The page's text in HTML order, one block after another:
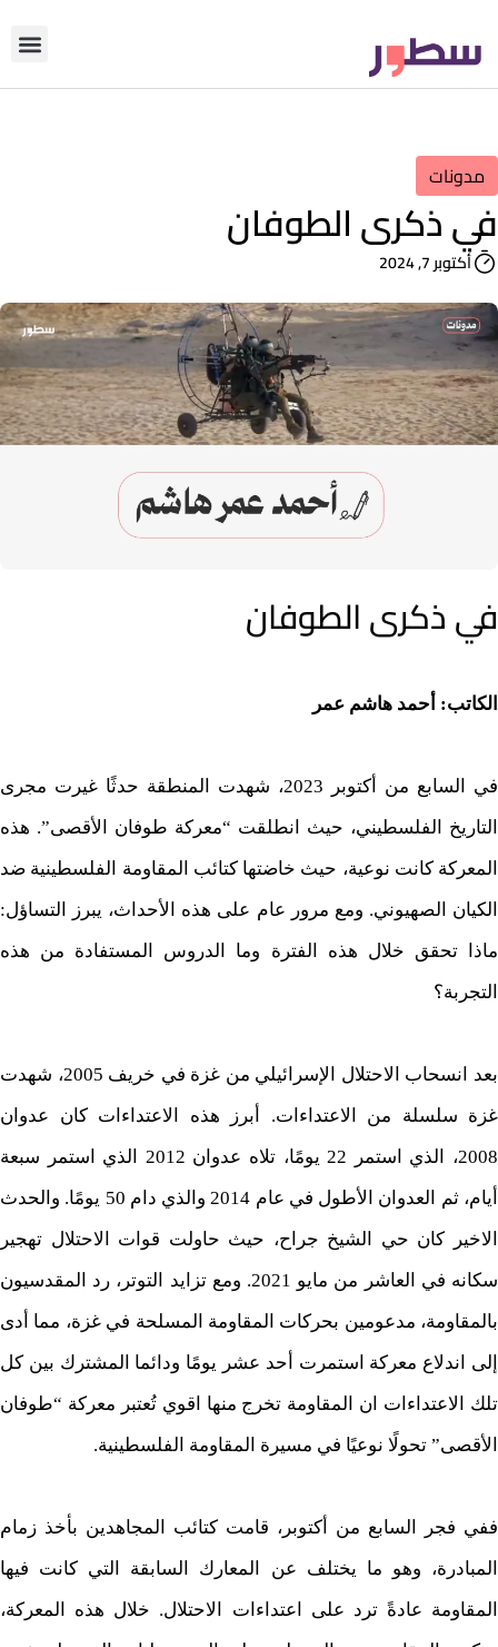
مدونات
في ذكرى الطوفان
أكتوبر 7, 2024
في ذكرى الطوفان
الكاتب: أحمد هاشم عمر
في السابع من أكتوبر 2023، شهدت المنطقة حدثًا غيرت مجرى
التاريخ الفلسطيني، حيث انطلقت “معركة طوفان الأقصى”. هذه
المعركة كانت نوعية، حيث خاضتها كتائب المقاومة الفلسطينية ضد
الكيان الصهيوني. ومع مرور عام على هذه الأحداث، يبرز التساؤل:
ماذا تحقق خلال هذه الفترة وما الدروس المستفادة من هذه
التجربة؟
بعد انسحاب الاحتلال الإسرائيلي من غزة في خريف 2005، شهدت
غزة سلسلة من الاعتداءات. أبرز هذه الاعتداءات كان عدوان
2008، الذي استمر 22 يومًا، تلاه عدوان 2012 الذي استمر سبعة
أيام، ثم العدوان الأطول في عام 2014 والذي دام 50 يومًا. والحدث
الاخير كان حي الشيخ جراح، حيث حاولت قوات الاحتلال تهجير
سكانه في العاشر من مايو 2021. ومع تزايد التوتر، رد المقدسيون
بالمقاومة، مدعومين بحركات المقاومة المسلحة في غزة، مما أدى
إلى اندلاع معركة استمرت أحد عشر يومًا ودائما المشترك بين كل
تلك الاعتداءات ان المقاومة تخرج منها اقوي تُعتبر معركة “طوفان
الأقصى” تحولًا نوعيًا في مسيرة المقاومة الفلسطينية.
ففي فجر السابع من أكتوبر، قامت كتائب المجاهدين بأخذ زمام
المبادرة، وهو ما يختلف عن المعارك السابقة التي كانت فيها
المقاومة عادةً ترد على اعتداءات الاحتلال. خلال هذه المعركة،